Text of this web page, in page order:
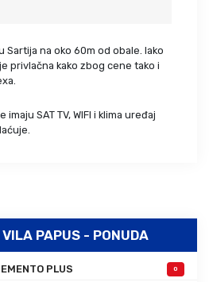
Jonska obala
Sartija na oko 60m od obale. Iako
privlačna kako zbog cene tako i
SAT TV, WIFI i klima uređaj
VILA PAPUS - PONUDA
PLUS 0